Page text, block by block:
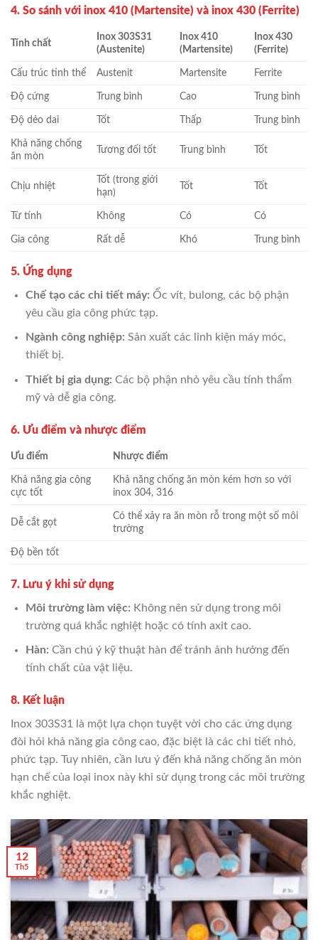
4. So sánh với inox 410 (Martensite) và inox 430 (Ferrite)
Tính chất
Inox 303S31
(Austenite)
Inox 410
(Martensite)
Inox 430
(Ferrite)
Cấu trúc tinh thể Austenit Martensite Ferrite
Độ cứng Trung bình Cao Trung bình
Độ dẻo dai Tốt Thấp Trung bình
Khả năng chống
ăn mòn
Tương đối tốt Trung bình Tốt
Chịu nhiệt
Tốt (trong giới
hạn)
Tốt Tốt
Từ tính Không Có Có
Gia công Rất dễ Khó Trung bình
5. Ứng dụng
Chế tạo các chi tiết máy: Ốc vít, bulong, các bộ phận
yêu cầu gia công phức tạp.
Ngành công nghiệp: Sản xuất các linh kiện máy móc,
thiết bị.
Thiết bị gia dụng: Các bộ phận nhỏ yêu cầu tính thẩm
mỹ và dễ gia công.
6. Ưu điểm và nhược điểm
Ưu điểm Nhược điểm
Khả năng gia công
cực tốt
Khả năng chống ăn mòn kém hơn so với
inox 304, 316
Dễ cắt gọt
Có thể xảy ra ăn mòn rỗ trong một số môi
trường
Độ bền tốt
7. Lưu ý khi sử dụng
Môi trường làm việc: Không nên sử dụng trong môi
trường quá khắc nghiệt hoặc có tính axit cao.
Hàn: Cần chú ý kỹ thuật hàn để tránh ảnh hưởng đến
tính chất của vật liệu.
8. Kết luận
Inox 303S31 là một lựa chọn tuyệt vời cho các ứng dụng
đòi hỏi khả năng gia công cao, đặc biệt là các chi tiết nhỏ,
phức tạp. Tuy nhiên, cần lưu ý đến khả năng chống ăn mòn
hạn chế của loại inox này khi sử dụng trong các môi trường
khắc nghiệt.
12
Th5